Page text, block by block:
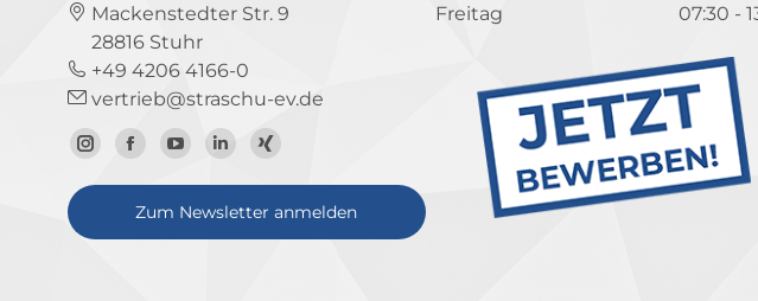
Mackenstedter Str. 9
28816 Stuhr
+49 4206 4166-0
vertrieb@straschu-ev.de
Zum
Instagram-
Zur
Facebook-
Seite
Zum
YouTube-
Kanal
Zum
LinkedIn-
Profil
Zum
Xing-
Profil
Zum Newsletter anmelden
Freitag
07:30 -